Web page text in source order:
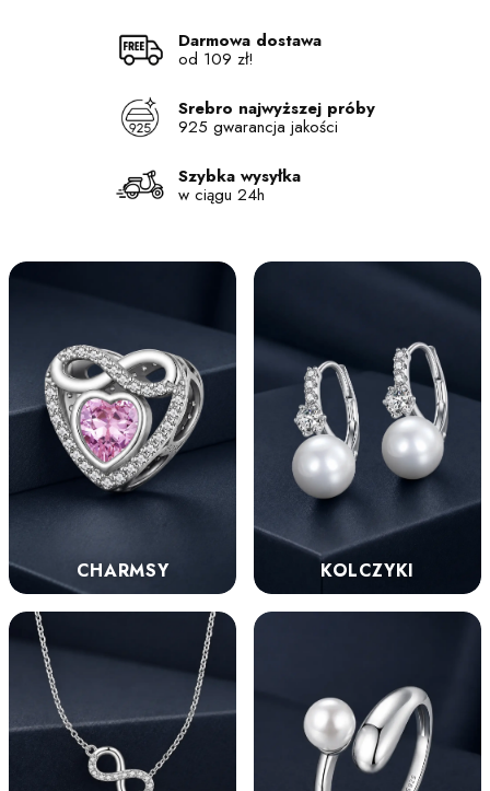
Darmowa dostawa
od 109 zł!
Srebro najwyższej próby
925 gwarancja jakości
Szybka wysyłka
w ciągu 24h
CHARMSY KOLCZYKI